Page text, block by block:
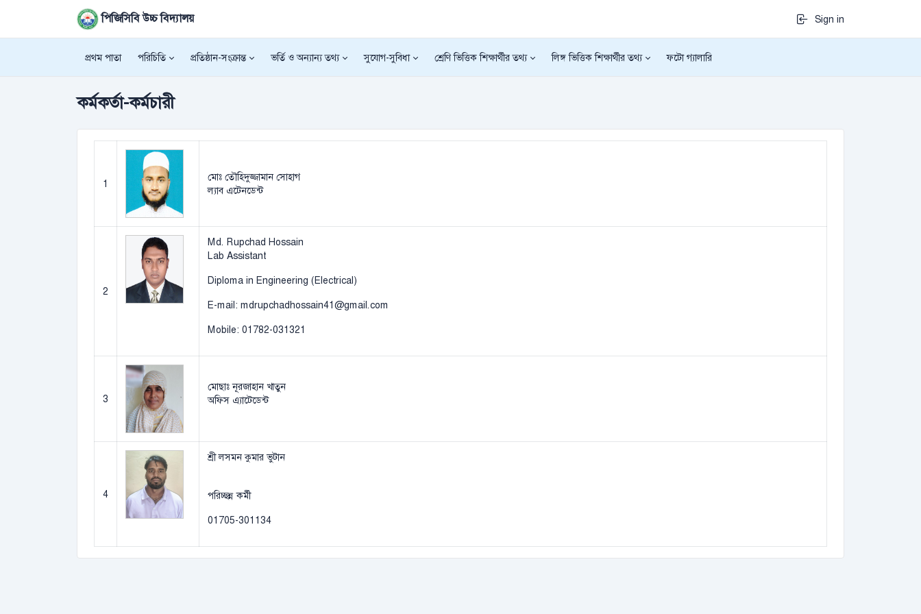
পিজিসিবি উচ্চ বিদ্যালয় Sign in
প্রথম পাতা পরিচিতি প্রতিষ্ঠান-সংক্রান্ত ভর্তি ও অন্যান্য তথ্য সুযোগ-সুবিধা শ্রেণি ভিত্তিক শিক্ষার্থীর তথ্য লিঙ্গ ভিত্তিক শিক্ষার্থীর তথ্য ফটো গ্যালারি
কর্মকর্তা-কর্মচারী
1
মোঃ তৌহিদুজ্জামান সোহাগ
ল্যাব এটেনডেন্ট
2
Md. Rupchad Hossain
Lab Assistant
Diploma in Engineering (Electrical)
E-mail: mdrupchadhossain41@gmail.com
Mobile: 01782-031321
3
মোছাঃ নূরজাহান খাতুন
অফিস এ্যাটেডেন্ট
4
শ্রী লসমন কুমার ভুটান
পরিচ্ছন্ন কর্মী
01705-301134